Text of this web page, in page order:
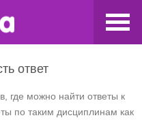
ответ
где можно найти ответы к
по таким дисциплинам как